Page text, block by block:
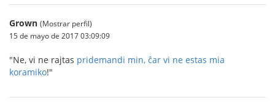
Grown (Mostrar perfil)
15 de mayo de 2017 03:09:09
"Ne, vi ne rajtas pridemandi min, ĉar vi ne estas mia
koramiko!"